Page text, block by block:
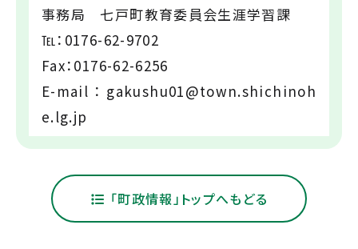
事務局 七戸町教育委員会生涯学習課
℡：0176-62-9702
Fax：0176-62-6256
E-mail：gakushu01@town.shichinoh
e.lg.jp
「町政情報」トップへもどる